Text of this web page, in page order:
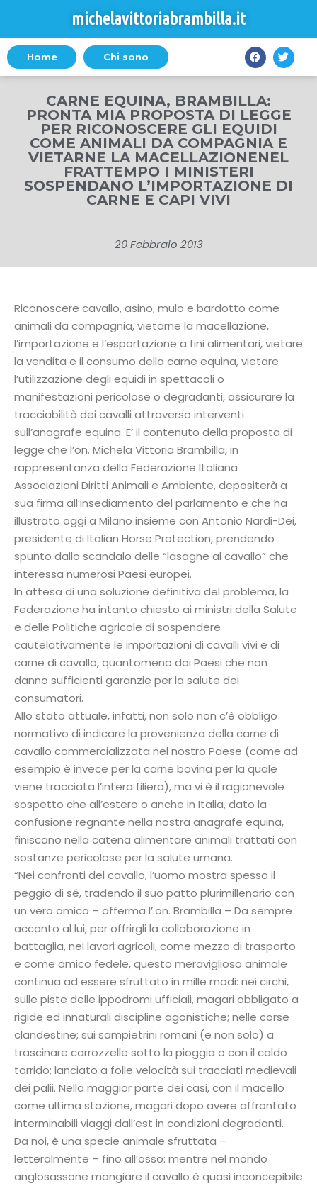
michelavittoriabrambilla.it
Home Chi sono
CARNE EQUINA, BRAMBILLA:
PRONTA MIA PROPOSTA DI LEGGE
PER RICONOSCERE GLI EQUIDI
COME ANIMALI DA COMPAGNIA E
VIETARNE LA MACELLAZIONENEL
FRATTEMPO I MINISTERI
SOSPENDANO L’IMPORTAZIONE DI
CARNE E CAPI VIVI
20 Febbraio 2013
Riconoscere cavallo, asino, mulo e bardotto come
animali da compagnia, vietarne la macellazione,
l’importazione e l’esportazione a fini alimentari, vietare
la vendita e il consumo della carne equina, vietare
l’utilizzazione degli equidi in spettacoli o
manifestazioni pericolose o degradanti, assicurare la
tracciabilità dei cavalli attraverso interventi
sull’anagrafe equina. E’ il contenuto della proposta di
legge che l’on. Michela Vittoria Brambilla, in
rappresentanza della Federazione Italiana
Associazioni Diritti Animali e Ambiente, depositerà a
sua firma all’insediamento del parlamento e che ha
illustrato oggi a Milano insieme con Antonio Nardi-Dei,
presidente di Italian Horse Protection, prendendo
spunto dallo scandalo delle “lasagne al cavallo” che
interessa numerosi Paesi europei.
In attesa di una soluzione definitiva del problema, la
Federazione ha intanto chiesto ai ministri della Salute
e delle Politiche agricole di sospendere
cautelativamente le importazioni di cavalli vivi e di
carne di cavallo, quantomeno dai Paesi che non
danno sufficienti garanzie per la salute dei
consumatori.
Allo stato attuale, infatti, non solo non c’è obbligo
normativo di indicare la provenienza della carne di
cavallo commercializzata nel nostro Paese (come ad
esempio è invece per la carne bovina per la quale
viene tracciata l’intera filiera), ma vi è il ragionevole
sospetto che all’estero o anche in Italia, dato la
confusione regnante nella nostra anagrafe equina,
finiscano nella catena alimentare animali trattati con
sostanze pericolose per la salute umana.
“Nei confronti del cavallo, l’uomo mostra spesso il
peggio di sé, tradendo il suo patto plurimillenario con
un vero amico – afferma l’.on. Brambilla – Da sempre
accanto al lui, per offrirgli la collaborazione in
battaglia, nei lavori agricoli, come mezzo di trasporto
e come amico fedele, questo meraviglioso animale
continua ad essere sfruttato in mille modi: nei circhi,
sulle piste delle ippodromi ufficiali, magari obbligato a
rigide ed innaturali discipline agonistiche; nelle corse
clandestine; sui sampietrini romani (e non solo) a
trascinare carrozzelle sotto la pioggia o con il caldo
torrido; lanciato a folle velocità sui tracciati medievali
dei palii. Nella maggior parte dei casi, con il macello
come ultima stazione, magari dopo avere affrontato
interminabili viaggi dall’est in condizioni degradanti.
Da noi, è una specie animale sfruttata –
letteralmente – fino all’osso: mentre nel mondo
anglosassone mangiare il cavallo è quasi inconcepibile